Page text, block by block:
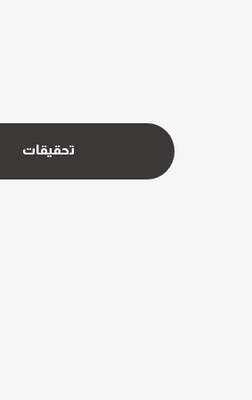
تحقيقات